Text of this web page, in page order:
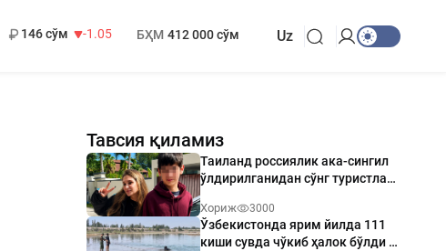
146 сўм
-1.05
БҲМ 412 000 сўм Uz
Тавсия қиламиз
Таиланд россиялик ака-сингил
ўлдирилганидан сўнг туристлар
Хориж 3000
Ўзбекистонда ярим йилда 111
киши сувда чўкиб ҳалок бўлди —